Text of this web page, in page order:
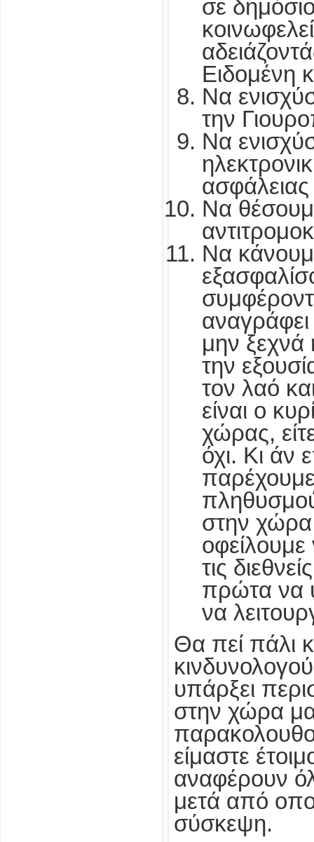
σε
Ειδομένη
Να
την
Να
Να
Να
μην ξεχνά
την
τον λαό
είναι ο
χώρας,
όχι. Κι άν
στην
τις
πρώτα να
να
Θα πεί πάλι
υπάρξει
στην χώρα
είμαστε
αναφέρουν
μετά από
σύσκεψη.